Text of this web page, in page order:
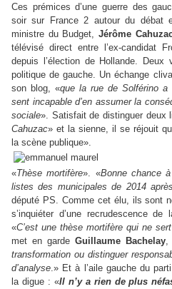
Ces prémices d’une guerre des
soir sur France 2 autour du débat
ministre du Budget, Jérôme
télévisé direct entre l’ex-candidat
depuis l’élection de Hollande.
politique de gauche. Un échange
son blog, «que la rue de Solférino
sent incapable d’en assumer la
sociale». Satisfait de distinguer deux
Cahuzac» et la sienne, il se réjouit
la scène publique».
«Thèse mortifère». «Bonne chance
listes des municipales de 2014
député PS. Comme cet élu, ils sont
s’inquiéter d’une recrudescence
«C’est une thèse mortifère qui ne
met en gardeGuillaume Bachelay,
transformation ou distinguer
d’analyse.» Et à l’aile gauche du
la digue : «Il n’y a rien de plus